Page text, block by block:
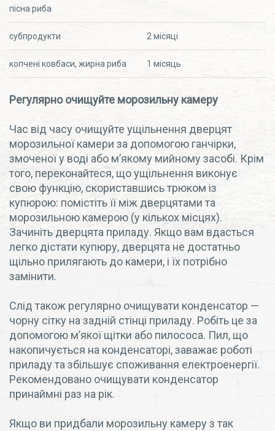
пісна риба
субпродукти 2 місяці
копчені ковбаси, жирна риба 1 місяць
Регулярно очищуйте морозильну камеру
Час від часу очищуйте ущільнення дверцят
морозильної камери за допомогою ганчірки,
змоченої у воді або м’якому мийному засобі. Крім
того, переконайтеся, що ущільнення виконує
свою функцію, скориставшись трюком із
купюрою: помістіть її між дверцятами та
морозильною камерою (у кількох місцях).
Зачиніть дверцята приладу. Якщо вам вдасться
легко дістати купюру, дверцята не достатньо
щільно прилягають до камери, і їх потрібно
замінити.
Слід також регулярно очищувати конденсатор —
чорну сітку на задній стінці приладу. Робіть це за
допомогою м’якої щітки або пилососа. Пил, що
накопичується на конденсаторі, заважає роботі
приладу та збільшує споживання електроенергії.
Рекомендовано очищувати конденсатор
принаймні раз на рік.
Якщо ви придбали морозильну камеру з так